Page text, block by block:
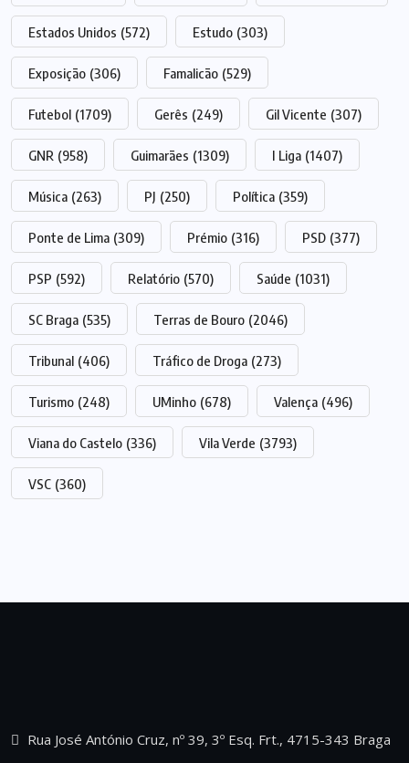
Estados Unidos (572) Estudo (303)
Exposição (306) Famalicão (529)
Futebol (1709) Gerês (249) Gil Vicente (307)
GNR (958) Guimarães (1309) I Liga (1407)
Música (263) PJ (250) Política (359)
Ponte de Lima (309) Prémio (316) PSD (377)
PSP (592) Relatório (570) Saúde (1031)
SC Braga (535) Terras de Bouro (2046)
Tribunal (406) Tráfico de Droga (273)
Turismo (248) UMinho (678) Valença (496)
Viana do Castelo (336) Vila Verde (3793)
VSC (360)
Rua José António Cruz, nº 39, 3º Esq. Frt., 4715-343 Braga